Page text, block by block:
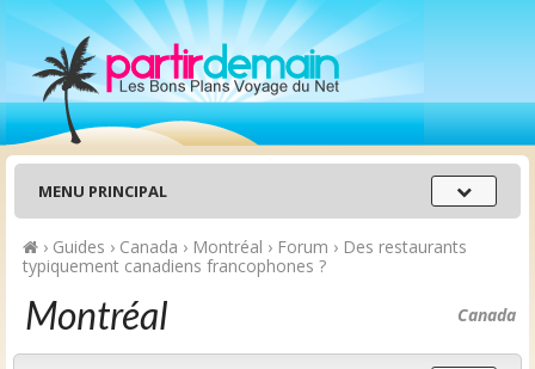
Menu
principal
MENU PRINCIPAL
› Guides › Canada › Montréal › Forum › Des restaurants
typiquement canadiens francophones ?
Canada
Montréal